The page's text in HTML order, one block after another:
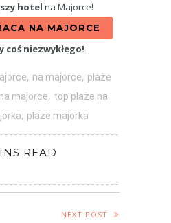
hotel na Majorce!
NA MAJORCE
coś niezwykłego!
, na majorce, plaże
majorce, top plaże na
, plaże majorka
READ
NEXT POST